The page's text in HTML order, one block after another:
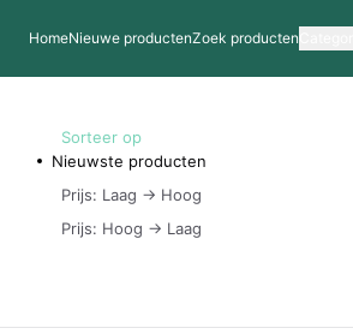
HomeNieuwe productenZoek producten
Sorteer op
Nieuwste producten
Prijs: Laag -> Hoog
Prijs: Hoog -> Laag